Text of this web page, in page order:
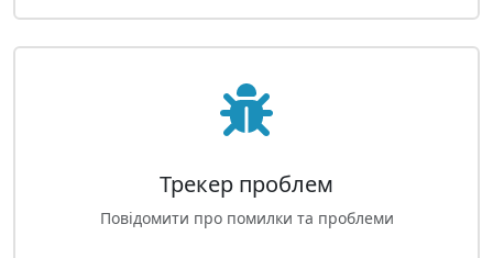
Трекер проблем
Повідомити про помилки та проблеми